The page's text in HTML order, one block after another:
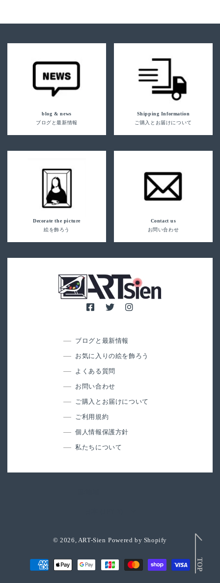
blog & news
ブログと最新情報
Shipping Information
ご購入とお届けについて
Decorate the picture
絵を飾ろう
Contact us
お問い合わせ
ブログと最新情報
お気に入りの絵を飾ろう
よくある質問
お問い合わせ
ご購入とお届けについて
ご利用規約
個人情報保護方針
私たちについて
© 2026, ART-Sien Powered by Shopify
決
済